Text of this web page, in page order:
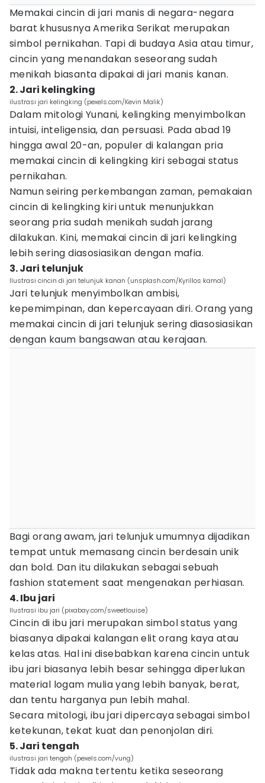
Memakai cincin di jari manis di negara-negara
barat khususnya Amerika Serikat merupakan
simbol pernikahan. Tapi di budaya Asia atau timur,
cincin yang menandakan seseorang sudah
menikah biasanta dipakai di jari manis kanan.
2. Jari kelingking
ilustrasi jari kelingking (pexels.com/Kevin Malik)
Dalam mitologi Yunani, kelingking menyimbolkan
intuisi, inteligensia, dan persuasi. Pada abad 19
hingga awal 20-an, populer di kalangan pria
memakai cincin di kelingking kiri sebagai status
pernikahan.
Namun seiring perkembangan zaman, pemakaian
cincin di kelingking kiri untuk menunjukkan
seorang pria sudah menikah sudah jarang
dilakukan. Kini, memakai cincin di jari kelingking
lebih sering diasosiasikan dengan mafia.
3. Jari telunjuk
Ilustrasi cincin di jari telunjuk kanan (unsplash.com/Kyrillos kamal)
Jari telunjuk menyimbolkan ambisi,
kepemimpinan, dan kepercayaan diri. Orang yang
memakai cincin di jari telunjuk sering diasosiasikan
dengan kaum bangsawan atau kerajaan.
Bagi orang awam, jari telunjuk umumnya dijadikan
tempat untuk memasang cincin berdesain unik
dan bold. Dan itu dilakukan sebagai sebuah
fashion statement saat mengenakan perhiasan.
4. Ibu jari
Ilustrasi ibu jari (pixabay.com/sweetlouise)
Cincin di ibu jari merupakan simbol status yang
biasanya dipakai kalangan elit orang kaya atau
kelas atas. Hal ini disebabkan karena cincin untuk
ibu jari biasanya lebih besar sehingga diperlukan
material logam mulia yang lebih banyak, berat,
dan tentu harganya pun lebih mahal.
Secara mitologi, ibu jari dipercaya sebagai simbol
ketekunan, tekat kuat dan penonjolan diri.
5. Jari tengah
ilustrasi jari tengah (pexels.com/vung)
Tidak ada makna tertentu ketika seseorang